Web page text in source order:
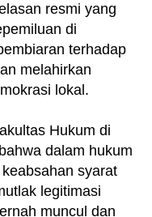
resmi yang
di
terhadap
melahirkan
lokal.
Hukum di
dalam hukum
syarat
legitimasi
muncul dan